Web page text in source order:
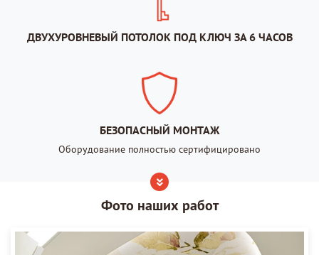
ДВУХУРОВНЕВЫЙ ПОТОЛОК ПОД КЛЮЧ ЗА 6 ЧАСОВ
БЕЗОПАСНЫЙ МОНТАЖ
Оборудование полностью сертифицировано
Фото наших работ